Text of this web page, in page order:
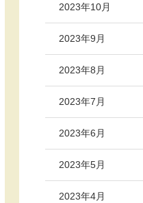
2023年10月
2023年9月
2023年8月
2023年7月
2023年6月
2023年5月
2023年4月